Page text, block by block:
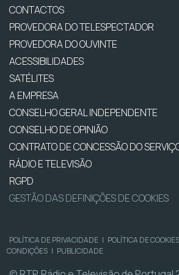
CONTACTOS
PROVEDORA DO TELESPECTADOR
PROVEDORA DO OUVINTE
ACESSIBILIDADES
SATÉLITES
A EMPRESA
CONSELHO GERAL INDEPENDENTE
CONSELHO DE OPINIÃO
CONTRATO DE CONCESSÃO DO
RÁDIO E TELEVISÃO
RGPD
GESTÃO DAS DEFINIÇÕES DE COOKIES
POLÍTICA DE PRIVACIDADE | POLÍTICA DE COOKIES
CONDIÇÕES | PUBLICIDADE